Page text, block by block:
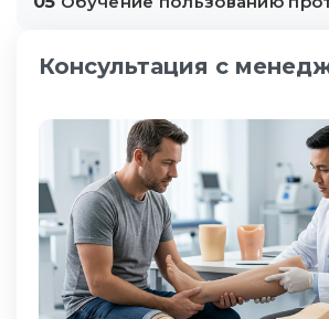
Консультация с